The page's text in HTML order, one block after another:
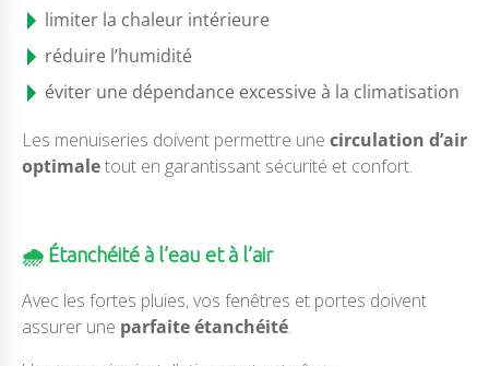
limiter la chaleur intérieure
réduire l’humidité
éviter une dépendance excessive à la climatisation
Les menuiseries doivent permettre une circulation d’air
optimaletout en garantissant sécurité et confort.
🌧️ Étanchéité à l’eau et à l’air
Avec les fortes pluies, vos fenêtres et portes doivent
assurer une parfaite étanchéité.